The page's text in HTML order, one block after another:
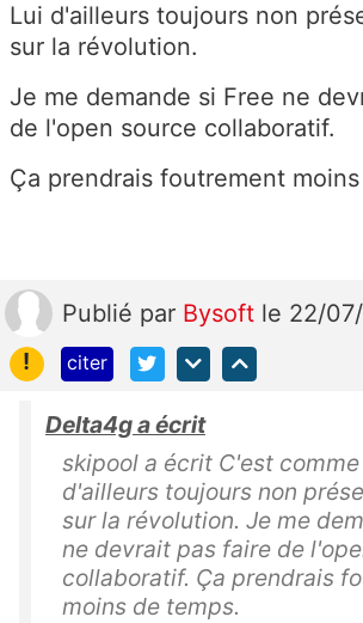
Lui d'ailleurs toujours non
sur la révolution.
Je me demande si Free ne
de l'open source collaboratif.
Ça prendrais foutrement
Publié par Bysoft le 22/
!
citer
Delta4g a écrit
skipool a écrit C'est
d'ailleurs toujours non
sur la révolution. Je me
ne devrait pas faire de
collaboratif. Ça prendrais
moins de temps.